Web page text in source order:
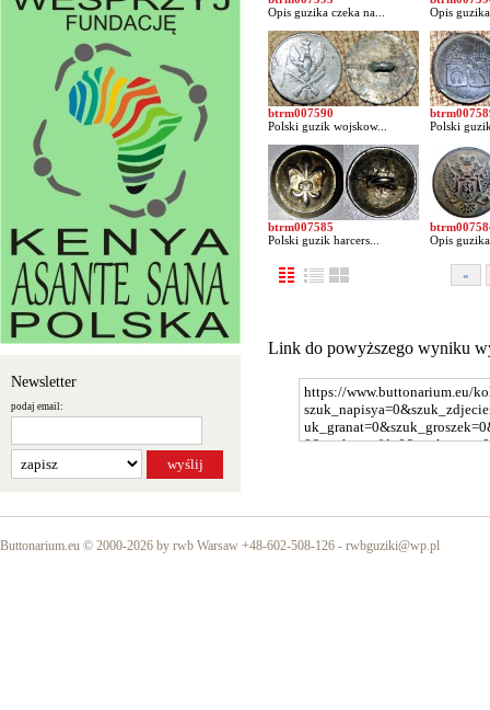
Newsletter
podaj email:
Opis guzika czeka na...
Opis
btrm007590
Polski guzik wojskow...
Polski
btrm007585
Polski guzik harcers...
Opis
«
Link do powyższego wyniku
Buttonarium.eu © 2000-2026 by rwb Warsaw +48-602-508-126 - rwbguziki@wp.pl